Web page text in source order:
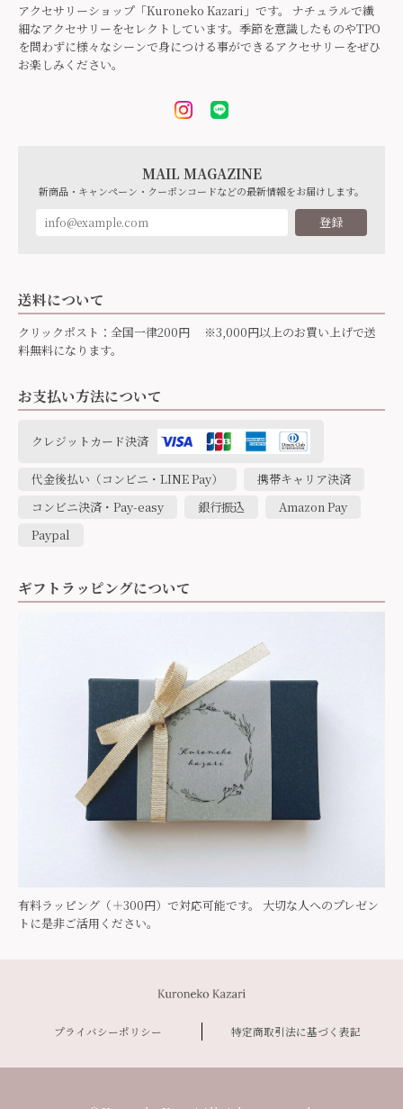
アクセサリーショップ「Kuroneko Kazari」です。 ナチュラルで繊
細なアクセサリーをセレクトしています。季節を意識したものやTPO
を問わずに様々なシーンで身につける事ができるアクセサリーをぜひ
お楽しみください。
MAIL MAGAZINE
新商品・キャンペーン・クーポンコードなどの最新情報をお届けします。
登録
送料について
クリックポスト：全国一律200円 ※3,000円以上のお買い上げで送
料無料になります。
お支払い方法について
クレジットカード決済
代金後払い（コンビニ・LINE Pay）
携帯キャリア決済
コンビニ決済・Pay-easy
銀行振込
Amazon Pay
Paypal
ギフトラッピングについて
有料ラッピング（＋300円）で対応可能です。 大切な人へのプレゼン
トに是非ご活用ください。
プライバシーポリシー 特定商取引法に基づく表記